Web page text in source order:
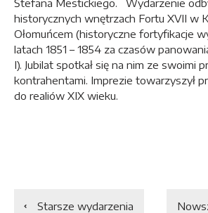
Štefana Mestickiego. Wydarzenie
historycznych wnętrzach Fortu XVII w
Ołomuńcem (historyczne fortyfikacje
latach 1851 – 1854 za czasów
I). Jubilat spotkał się na nim ze swoimi
kontrahentami. Imprezie towarzyszył
do realiów XIX wieku.
Starsze wydarzenia